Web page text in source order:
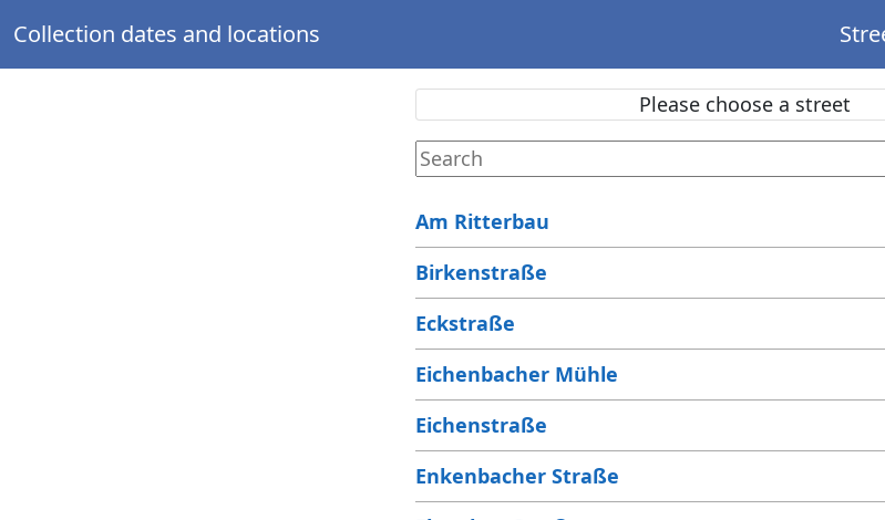
Collection dates and locations
Please choose a street
Am Ritterbau
Birkenstraße
Eckstraße
Eichenbacher Mühle
Eichenstraße
Enkenbacher Straße